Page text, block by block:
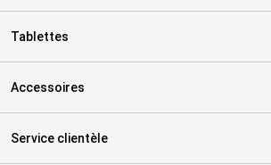
Tablettes
Accessoires
Service clientèle